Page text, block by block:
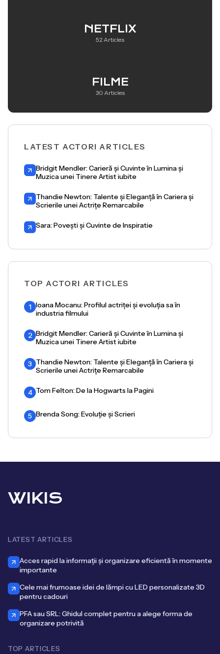
NETFLIX
52 Articles
FILME
30 Articles
LATEST ACTORI ARTICLES
Bridgit Mendler: Carieră și Cuvinte în Lumina și
Muzica unei Tinere Artist iubite
Thandie Newton: Talente și Eleganță în Cariera și
Scrierile unei Actrițe Remarcabile
Sara: Povești și Cuvinte de Inspiratie
TOP ACTORI ARTICLES
1 Ioana Mocanu: Profilul actriței și evoluția sa în
industria filmului
2 Bridgit Mendler: Carieră și Cuvinte în Lumina și
Muzica unei Tinere Artist iubite
3 Thandie Newton: Talente și Eleganță în Cariera și
Scrierile unei Actrițe Remarcabile
4 Tom Felton: De la Hogwarts la Pagini
5 Brenda Song: Evoluție și Scrieri
WIKIS
LATEST ARTICLES
Acces rapid la informații și organizare eficientă în momente
importante
Cele mai frumoase idei de lămpi cu LED personalizate 3D
pentru cadouri
PFA sau SRL: Ghidul complet pentru a alege forma de
organizare potrivită
TOP ARTICLES